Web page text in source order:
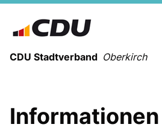
CDU Stadtverband Oberkirch
Informationen